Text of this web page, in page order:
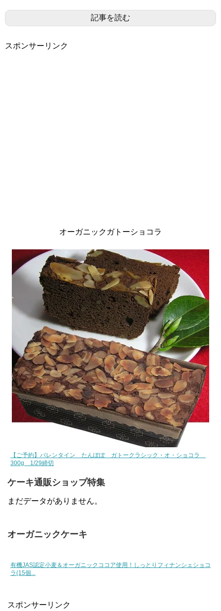
記事を読む
スポンサーリンク
オーガニックガトーショコラ
【ご予約】バレンタイン たんぽぽ ガトークラシック・オ・ショコラ
300g 1/29締切
ケーキ通販ショップ特集
まだデータがありません。
オーガニックケーキ
有機JAS認定小麦＆オーガニックココア使用！しっとりフィナンシェショコ
ラ(15個...
スポンサーリンク